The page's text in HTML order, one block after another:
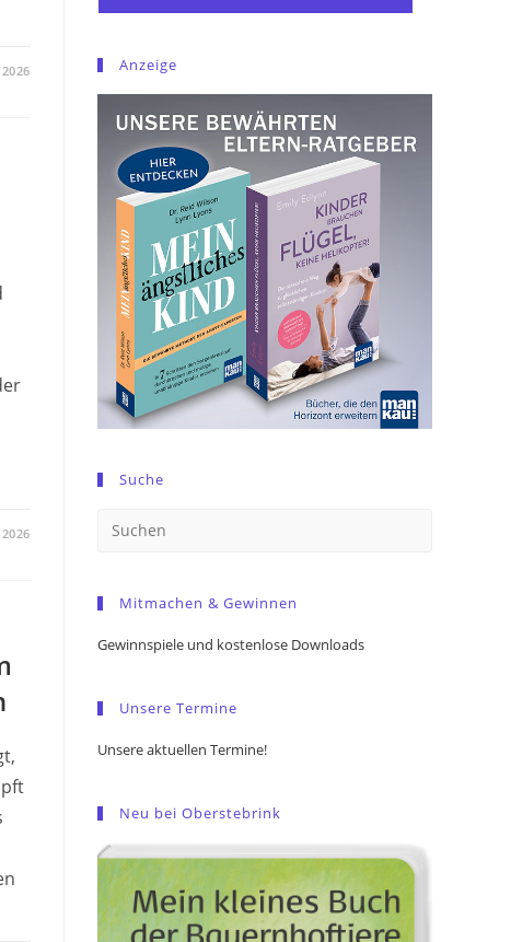
Anzeige
Suche
Mitmachen & Gewinnen
Gewinnspiele und kostenlose Downloads
Unsere Termine
Unsere aktuellen Termine!
Neu bei Oberstebrink